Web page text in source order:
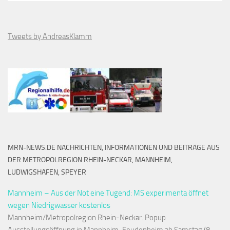
Tweets by AndreasKlamm
MRN-NEWS.DE NACHRICHTEN, INFORMATIONEN UND BEITRÄGE AUS
DER METROPOLREGION RHEIN-NECKAR, MANNHEIM,
LUDWIGSHAFEN, SPEYER
Mannheim – Aus der Not eine Tugend: MS experimenta öffnet
wegen Niedrigwasser kostenlos
Mannheim/Metropolregion Rhein-Neckar. Popup